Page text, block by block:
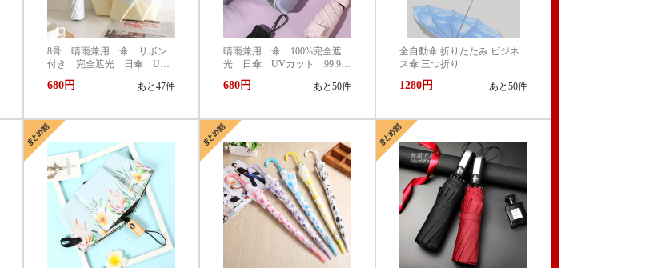
8骨 晴雨兼用 傘 リボン
付き 完全遮光 日傘 UV
カット 99.9% 紫外線対策
UVケア 折りたたみ傘 遮
コンパクト かわいい
680円 あと47件
晴雨兼用 傘 100%完全遮
光 日傘 UVカット 99.9%
紫外線対策 UVケア 折りた
たみ傘 遮光 遮熱 撥水
い
680円 あと50件
全自動傘 折りたたみ ビジネ
ス傘 三つ折り
1280円 あと50件